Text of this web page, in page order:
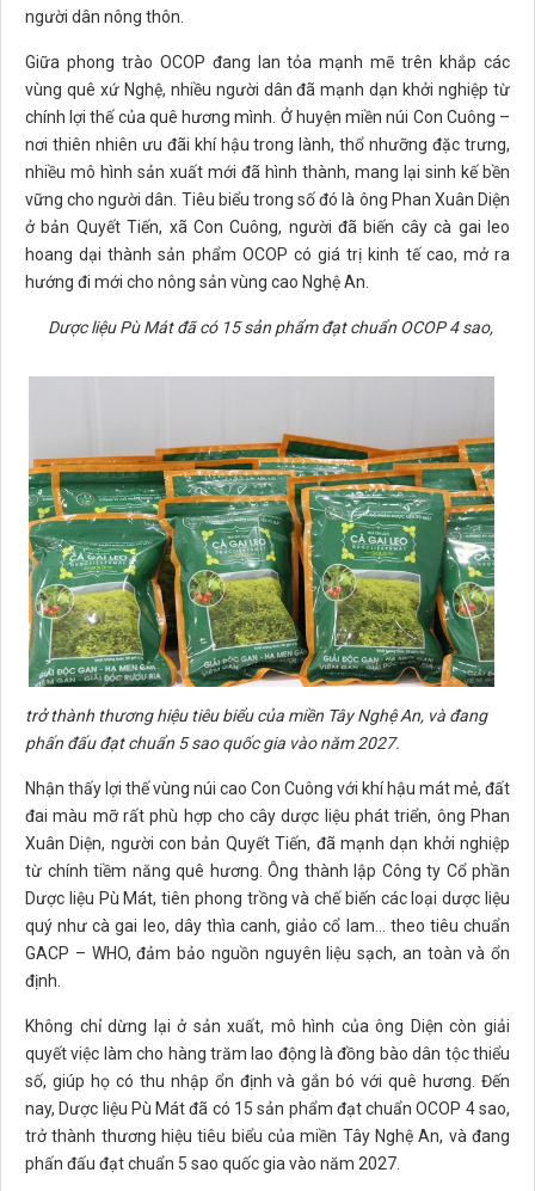
người dân nông thôn.
Giữa phong trào OCOP đang lan tỏa mạnh mẽ trên khắp các
vùng quê xứ Nghệ, nhiều người dân đã mạnh dạn khởi nghiệp từ
chính lợi thế của quê hương mình. Ở huyện miền núi Con Cuông –
nơi thiên nhiên ưu đãi khí hậu trong lành, thổ nhưỡng đặc trưng,
nhiều mô hình sản xuất mới đã hình thành, mang lại sinh kế bền
vững cho người dân. Tiêu biểu trong số đó là ông Phan Xuân Diện
ở bản Quyết Tiến, xã Con Cuông, người đã biến cây cà gai leo
hoang dại thành sản phẩm OCOP có giá trị kinh tế cao, mở ra
hướng đi mới cho nông sản vùng cao Nghệ An.
Dược liệu Pù Mát đã có 15 sản phẩm đạt chuẩn OCOP 4 sao,
trở thành thương hiệu tiêu biểu của miền Tây Nghệ An, và đang
phấn đấu đạt chuẩn 5 sao quốc gia vào năm 2027.
Nhận thấy lợi thế vùng núi cao Con Cuông với khí hậu mát mẻ, đất
đai màu mỡ rất phù hợp cho cây dược liệu phát triển, ông Phan
Xuân Diện, người con bản Quyết Tiến, đã mạnh dạn khởi nghiệp
từ chính tiềm năng quê hương. Ông thành lập Công ty Cổ phần
Dược liệu Pù Mát, tiên phong trồng và chế biến các loại dược liệu
quý như cà gai leo, dây thìa canh, giảo cổ lam... theo tiêu chuẩn
GACP – WHO, đảm bảo nguồn nguyên liệu sạch, an toàn và ổn
định.
Không chỉ dừng lại ở sản xuất, mô hình của ông Diện còn giải
quyết việc làm cho hàng trăm lao động là đồng bào dân tộc thiểu
số, giúp họ có thu nhập ổn định và gắn bó với quê hương. Đến
nay, Dược liệu Pù Mát đã có 15 sản phẩm đạt chuẩn OCOP 4 sao,
trở thành thương hiệu tiêu biểu của miền Tây Nghệ An, và đang
phấn đấu đạt chuẩn 5 sao quốc gia vào năm 2027.